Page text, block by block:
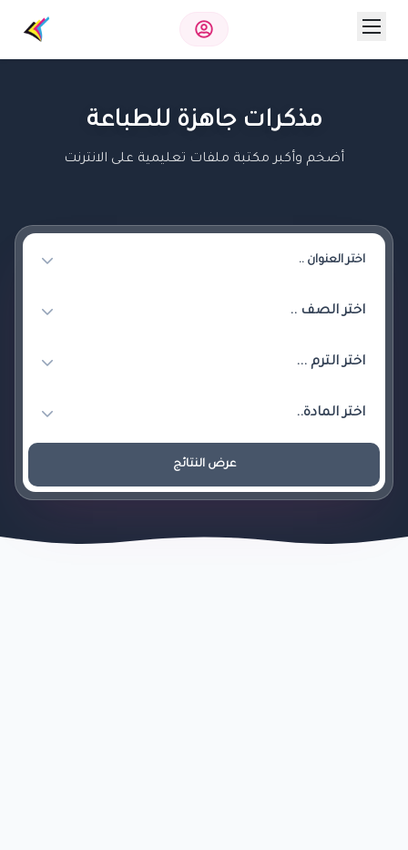
مذكرات جاهزة للطباعة
أضخم وأكبر مكتبة ملفات تعليمية على الانترنت
عرض النتائج